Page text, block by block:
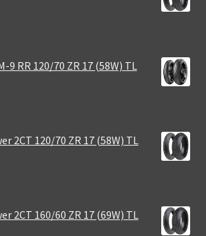
9 RR 120/70 ZR 17 (58W) TL
2CT 120/70 ZR 17 (58W) TL
2CT 160/60 ZR 17 (69W) TL